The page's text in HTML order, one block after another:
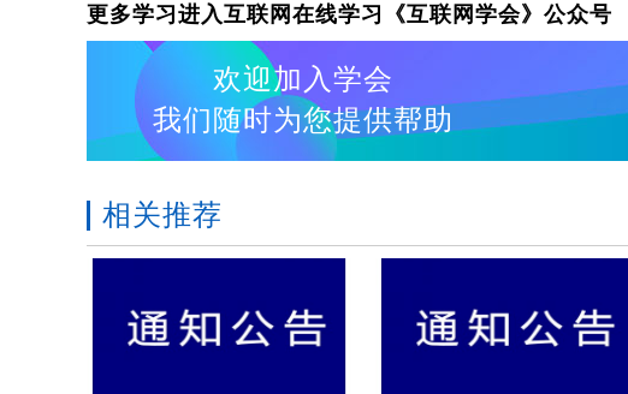
更多学习进入互联网在线学习《互联网学会》公众号
欢迎加入学会
我们随时为您提供帮助
相关推荐